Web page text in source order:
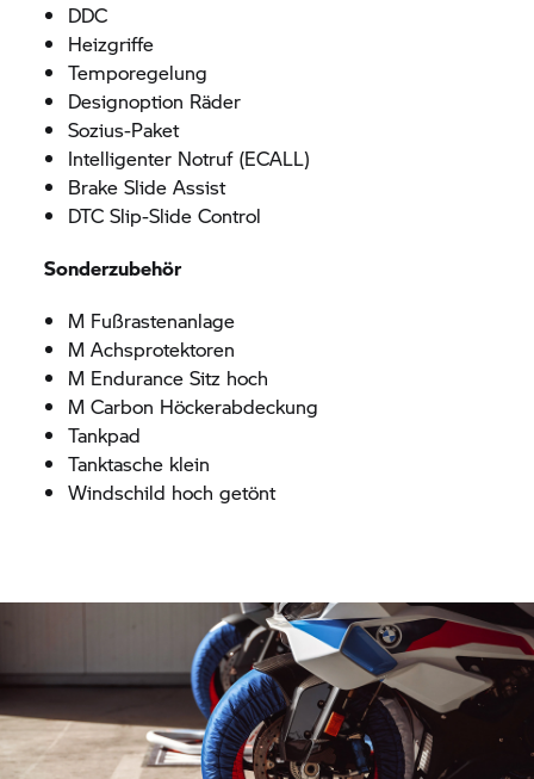
DDC
Heizgriffe
Temporegelung
Designoption Räder
Sozius-Paket
Intelligenter Notruf (ECALL)
Brake Slide Assist
DTC Slip-Slide Control
Sonderzubehör
M Fußrastenanlage
M Achsprotektoren
M Endurance Sitz hoch
M Carbon Höckerabdeckung
Tankpad
Tanktasche klein
Windschild hoch getönt